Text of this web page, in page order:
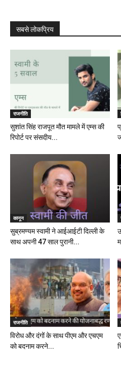
सबसे लोकप्रिय
राजनीति
सुशांत सिंह राजपूत मौत मामले में एम्स की
रिपोर्ट पर संसदीय...
कानून
सुब्रमण्यम स्वामी ने आईआईटी दिल्ली के
साथ अपनी 47 साल पुरानी...
राजनीति
विरोध और दंगों के साथ पीएम और एचएम
को बदनाम करने...